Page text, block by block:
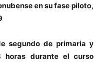
en su fase piloto,
segundo de primaria y
durante el curso